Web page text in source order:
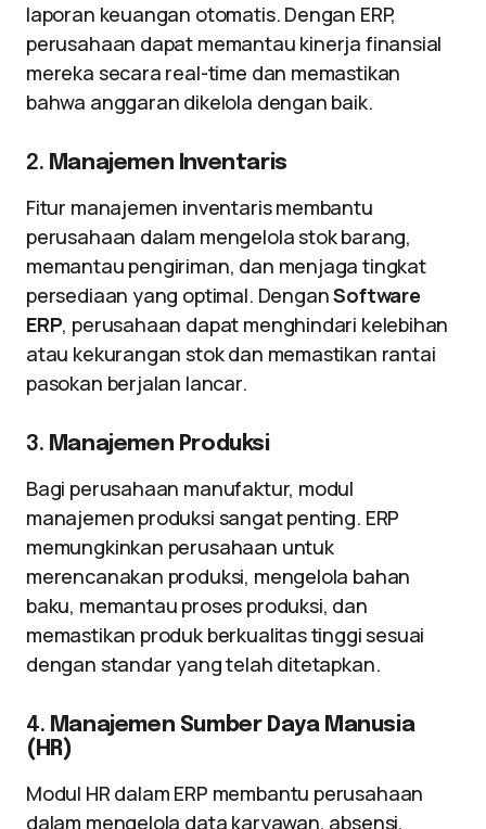
laporan keuangan otomatis. Dengan ERP,
perusahaan dapat memantau kinerja finansial
mereka secara real-time dan memastikan
bahwa anggaran dikelola dengan baik.
2. Manajemen Inventaris
Fitur manajemen inventaris membantu
perusahaan dalam mengelola stok barang,
memantau pengiriman, dan menjaga tingkat
persediaan yang optimal. DenganSoftware
ERP, perusahaan dapat menghindari kelebihan
atau kekurangan stok dan memastikan rantai
pasokan berjalan lancar.
3. Manajemen Produksi
Bagi perusahaan manufaktur, modul
manajemen produksi sangat penting. ERP
memungkinkan perusahaan untuk
merencanakan produksi, mengelola bahan
baku, memantau proses produksi, dan
memastikan produk berkualitas tinggi sesuai
dengan standar yang telah ditetapkan.
4. Manajemen Sumber Daya Manusia
(HR)
Modul HR dalam ERP membantu perusahaan
dalam mengelola data karyawan, absensi,